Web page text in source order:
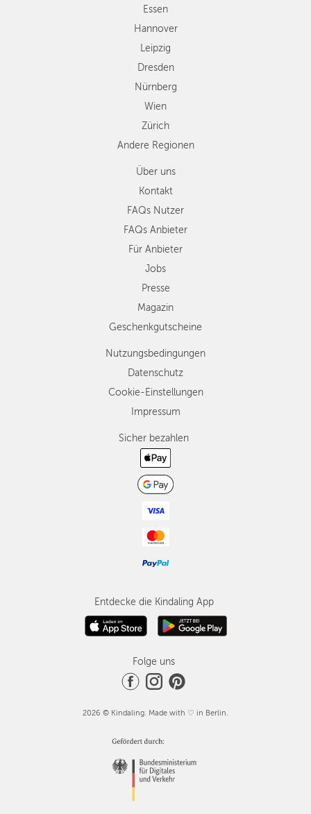
Zürich
Andere
Regionen
Essen
Hannover
Leipzig
Dresden
Nürnberg
Wien
Zürich
Andere Regionen
Über uns
Kontakt
FAQs Nutzer
FAQs Anbieter
Für Anbieter
Jobs
Presse
Magazin
Geschenkgutscheine
Nutzungsbedingungen
Datenschutz
Cookie-Einstellungen
Impressum
Sicher bezahlen
Entdecke die Kindaling App
Folge uns
2026 © Kindaling. Made with ♡ in Berlin.